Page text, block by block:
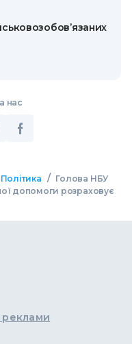
нас
/ Голова НБУ
допомоги розраховує
реклами